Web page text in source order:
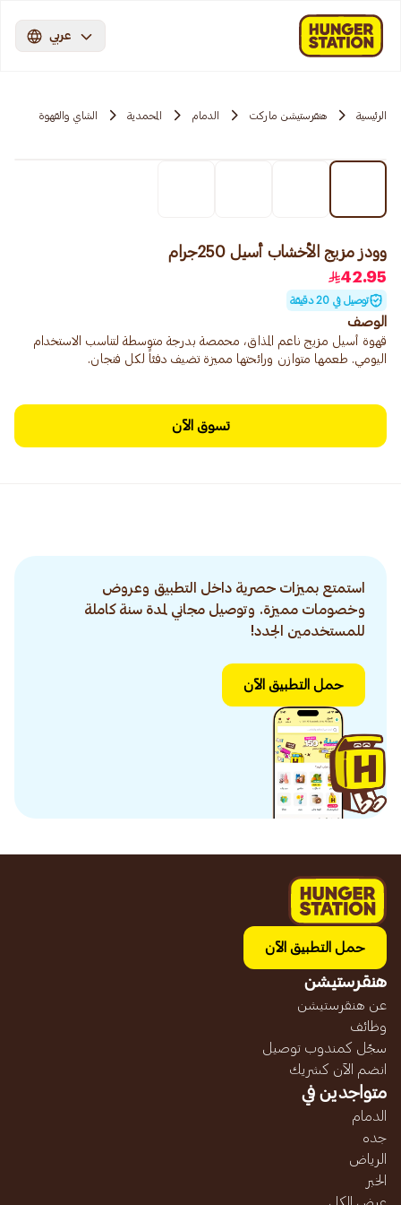
عربي
الرئيسية هنقرستيشن ماركت الدمام المحمدية الشاي والقهوة
وودز مزيج الأخشاب أسيل 250جرام
42.95
توصيل في 20 دقيقة
الوصف
قهوة أسيل مزيج ناعم المذاق، محمصة بدرجة متوسطة لتناسب الاستخدام
اليومي. طعمها متوازن ورائحتها مميزة تضيف دفئاً لكل فنجان.
تسوق الآن
استمتع بميزات حصرية داخل التطبيق وعروض
وخصومات مميزة. وتوصيل مجاني لمدة سنة كاملة
للمستخدمين الجدد!
حمل التطبيق الآن
حمل التطبيق الآن
هنقرستيشن
عن هنقرستيشن
وظائف
سجّل كمندوب توصيل
انضم الآن كشريك
متواجدين في
الدمام
جده
الرياض
الخبر